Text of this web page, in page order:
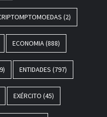
(2)
ECONOMIA(888)
ENTIDADES (797)
EXÉRCITO (45)